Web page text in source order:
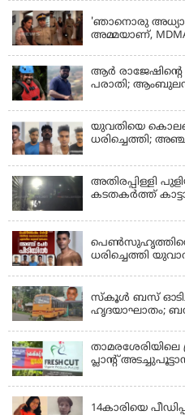
'ഞാനൊരു
അമ്മയാണ്‌, MDMA
ആര്‍
പരാതി;
ഫ്രീസര്‍
യുവതിയെ
ധരിച്ചെത്തി;
അതിരപ്പിള്ളി
കടതകർത്ത്
ധരിച്ചെത്തി
സ്കൂൾ ബസ്
ഹൃദയാഘാതം; ബസ്
പ്ലാന്റ്
14കാരിയെ